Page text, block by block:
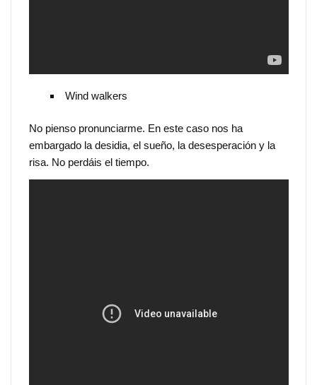
Wind walkers
No pienso pronunciarme. En este caso nos ha
embargado la desidia, el sueño, la desesperación y la
risa. No perdáis el tiempo.